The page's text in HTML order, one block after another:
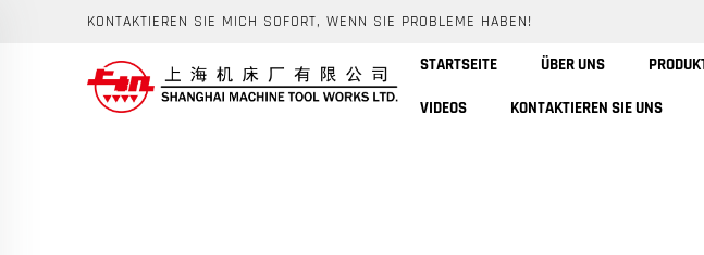
KONTAKTIEREN SIE MICH SOFORT, WENN SIE PROBLEME HABEN!
STARTSEITE ÜBER UNS
VIDEOS KONTAKTIEREN SIE UNS